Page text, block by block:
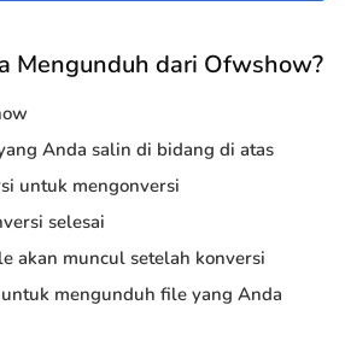
Mengunduh dari Ofwshow?
Anda salin di bidang di atas
untuk mengonversi
selesai
akan muncul setelah konversi
mengunduh file yang Anda